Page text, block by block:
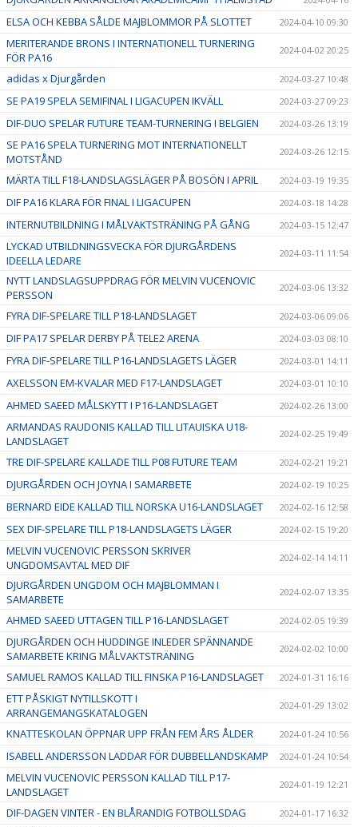
ELSA OCH KEBBA SÅLDE MAJBLOMMOR PÅ SLOTTET 2024-04-10 09:30
MERITERANDE BRONS I INTERNATIONELL TURNERING
FÖR PA16
2024-04-02 20:25
adidas x Djurgården 2024-03-27 10:48
SE PA19 SPELA SEMIFINAL I LIGACUPEN IKVÄLL 2024-03-27 09:23
DIF-DUO SPELAR FUTURE TEAM-TURNERING I BELGIEN 2024-03-26 13:19
SE PA16 SPELA TURNERING MOT INTERNATIONELLT
MOTSTÅND
2024-03-26 12:15
MÄRTA TILL F18-LANDSLAGSLÄGER PÅ BOSÖN I APRIL 2024-03-19 19:35
DIF PA16 KLARA FÖR FINAL I LIGACUPEN 2024-03-18 14:28
INTERNUTBILDNING I MÅLVAKTSTRÄNING PÅ GÅNG 2024-03-15 12:47
LYCKAD UTBILDNINGSVECKA FÖR DJURGÅRDENS
IDEELLA LEDARE
2024-03-11 11:54
NYTT LANDSLAGSUPPDRAG FÖR MELVIN VUCENOVIC
PERSSON
2024-03-06 13:32
FYRA DIF-SPELARE TILL P18-LANDSLAGET 2024-03-06 09:06
DIF PA17 SPELAR DERBY PÅ TELE2 ARENA 2024-03-03 08:10
FYRA DIF-SPELARE TILL P16-LANDSLAGETS LÄGER 2024-03-01 14:11
AXELSSON EM-KVALAR MED F17-LANDSLAGET 2024-03-01 10:10
AHMED SAEED MÅLSKYTT I P16-LANDSLAGET 2024-02-26 13:00
ARMANDAS RAUDONIS KALLAD TILL LITAUISKA U18-
LANDSLAGET
2024-02-25 19:49
TRE DIF-SPELARE KALLADE TILL P08 FUTURE TEAM 2024-02-21 19:21
DJURGÅRDEN OCH JOYNA I SAMARBETE 2024-02-19 10:25
BERNARD EIDE KALLAD TILL NORSKA U16-LANDSLAGET 2024-02-16 12:58
SEX DIF-SPELARE TILL P18-LANDSLAGETS LÄGER 2024-02-15 19:20
MELVIN VUCENOVIC PERSSON SKRIVER
UNGDOMSAVTAL MED DIF
2024-02-14 14:11
DJURGÅRDEN UNGDOM OCH MAJBLOMMAN I
SAMARBETE
2024-02-07 13:35
AHMED SAEED UTTAGEN TILL P16-LANDSLAGET 2024-02-05 19:39
DJURGÅRDEN OCH HUDDINGE INLEDER SPÄNNANDE
SAMARBETE KRING MÅLVAKTSTRÄNING
2024-02-02 10:00
SAMUEL RAMOS KALLAD TILL FINSKA P16-LANDSLAGET 2024-01-31 16:16
ETT PÅSKIGT NYTILLSKOTT I
ARRANGEMANGSKATALOGEN
2024-01-29 13:02
KNATTESKOLAN ÖPPNAR UPP FRÅN FEM ÅRS ÅLDER 2024-01-24 10:56
ISABELL ANDERSSON LADDAR FÖR DUBBELLANDSKAMP 2024-01-24 10:54
MELVIN VUCENOVIC PERSSON KALLAD TILL P17-
LANDSLAGET
2024-01-19 12:21
DIF-DAGEN VINTER - EN BLÅRANDIG FOTBOLLSDAG 2024-01-17 16:32